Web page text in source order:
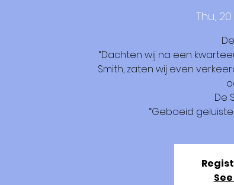
Thu,
“Dachten wij na een
Smith, zaten wij even
De
“Geboeid